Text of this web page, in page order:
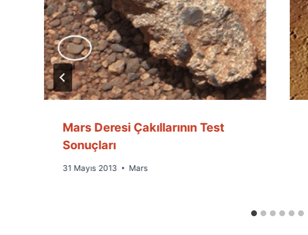
Mars Deresi Çakıllarının Test
Sonuçları
By
31 Mayıs 2013 Mars